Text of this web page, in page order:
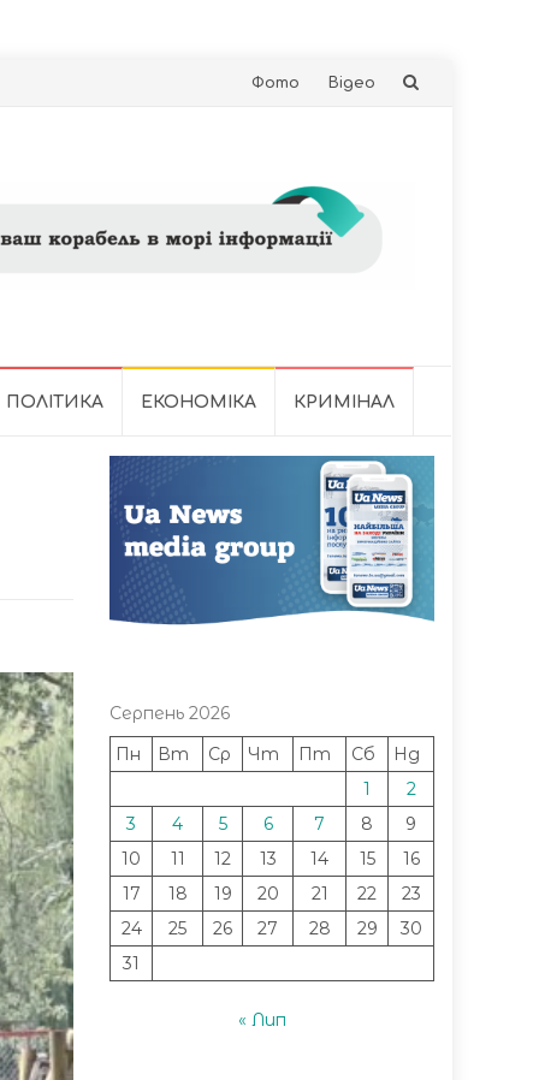
Skip
Фото Відео
ПОЛІТИКА ЕКОНОМІКА КРИМІНАЛ
Серпень 2026
Пн
Вт Ср Чт Пт Сб
Нд
1
2
3
4 5 6 7 8
9
10
11 12 13 14 15
16
17
18 19 20 21 22
23
24
25 26 27 28 29
30
31
« Лип